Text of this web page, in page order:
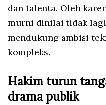
dan talenta. Oleh
murni dinilai tidak
mendukung ambisi
kompleks.
Hakim turun
drama publik